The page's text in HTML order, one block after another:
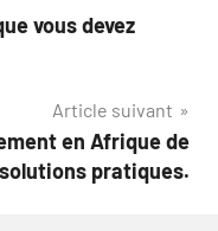
vous devez
Article suivant
en Afrique de
solutions pratiques.